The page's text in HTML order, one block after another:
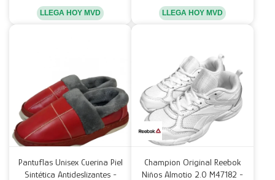
LLEGA HOY MVD LLEGA HOY MVD
Pantuflas Unisex Cuerina Piel
Sintética Antideslizantes -
Champion Original Reebok
Niños Almotio 2.0 M47182 -